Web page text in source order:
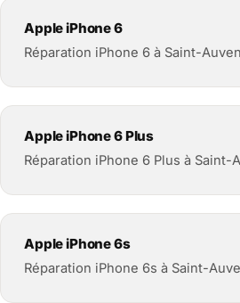
Apple iPhone 6
Réparation iPhone 6 à Saint-
Apple iPhone 6 Plus
Réparation iPhone 6 Plus à Saint-
Apple iPhone 6s
Réparation iPhone 6s à Saint-